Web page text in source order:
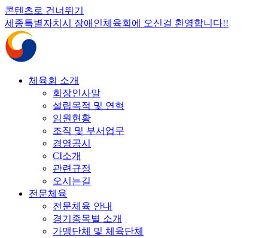
콘텐츠로 건너뛰기
세종특별자치시 장애인체육회에 오신걸 환영합니다!!
체육회 소개
회장인사말
설립목적 및 연혁
임원현황
조직 및 부서업무
경영공시
CI소개
관련규정
오시는길
전문체육
전문체육 안내
경기종목별 소개
가맹단체 및 체육단체